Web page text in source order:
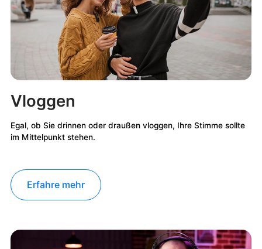
Vloggen
Egal, ob Sie drinnen oder draußen vloggen, Ihre Stimme sollte
im Mittelpunkt stehen.
Erfahre mehr